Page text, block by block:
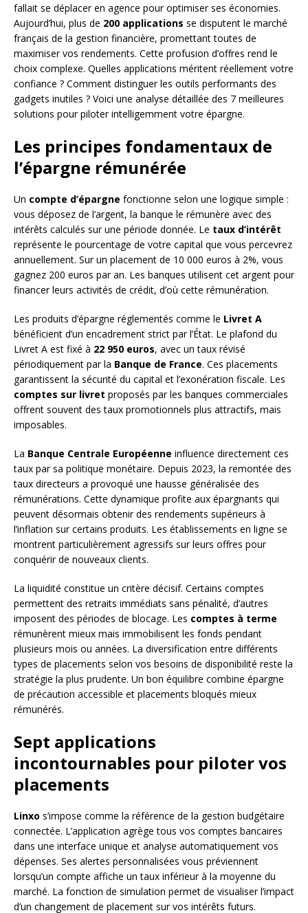
fallait se déplacer en agence pour optimiser ses économies.
Aujourd’hui, plus de 200 applications se disputent le marché
français de la gestion financière, promettant toutes de
maximiser vos rendements. Cette profusion d’offres rend le
choix complexe. Quelles applications méritent réellement votre
confiance ? Comment distinguer les outils performants des
gadgets inutiles ? Voici une analyse détaillée des 7 meilleures
solutions pour piloter intelligemment votre épargne.
Les principes fondamentaux de
l’épargne rémunérée
Un compte d’épargne fonctionne selon une logique simple :
vous déposez de l’argent, la banque le rémunère avec des
intérêts calculés sur une période donnée. Le taux d’intérêt
représente le pourcentage de votre capital que vous percevrez
annuellement. Sur un placement de 10 000 euros à 2%, vous
gagnez 200 euros par an. Les banques utilisent cet argent pour
financer leurs activités de crédit, d’où cette rémunération.
Les produits d’épargne réglementés comme le Livret A
bénéficient d’un encadrement strict par l’État. Le plafond du
Livret A est fixé à 22 950 euros, avec un taux révisé
périodiquement par la Banque de France. Ces placements
garantissent la sécurité du capital et l’exonération fiscale. Les
comptes sur livret proposés par les banques commerciales
offrent souvent des taux promotionnels plus attractifs, mais
imposables.
La Banque Centrale Européenne influence directement ces
taux par sa politique monétaire. Depuis 2023, la remontée des
taux directeurs a provoqué une hausse généralisée des
rémunérations. Cette dynamique profite aux épargnants qui
peuvent désormais obtenir des rendements supérieurs à
l’inflation sur certains produits. Les établissements en ligne se
montrent particulièrement agressifs sur leurs offres pour
conquérir de nouveaux clients.
La liquidité constitue un critère décisif. Certains comptes
permettent des retraits immédiats sans pénalité, d’autres
imposent des périodes de blocage. Les comptes à terme
rémunèrent mieux mais immobilisent les fonds pendant
plusieurs mois ou années. La diversification entre différents
types de placements selon vos besoins de disponibilité reste la
stratégie la plus prudente. Un bon équilibre combine épargne
de précaution accessible et placements bloqués mieux
rémunérés.
Sept applications
incontournables pour piloter vos
placements
Linxo s’impose comme la référence de la gestion budgétaire
connectée. L’application agrège tous vos comptes bancaires
dans une interface unique et analyse automatiquement vos
dépenses. Ses alertes personnalisées vous préviennent
lorsqu’un compte affiche un taux inférieur à la moyenne du
marché. La fonction de simulation permet de visualiser l’impact
d’un changement de placement sur vos intérêts futurs.